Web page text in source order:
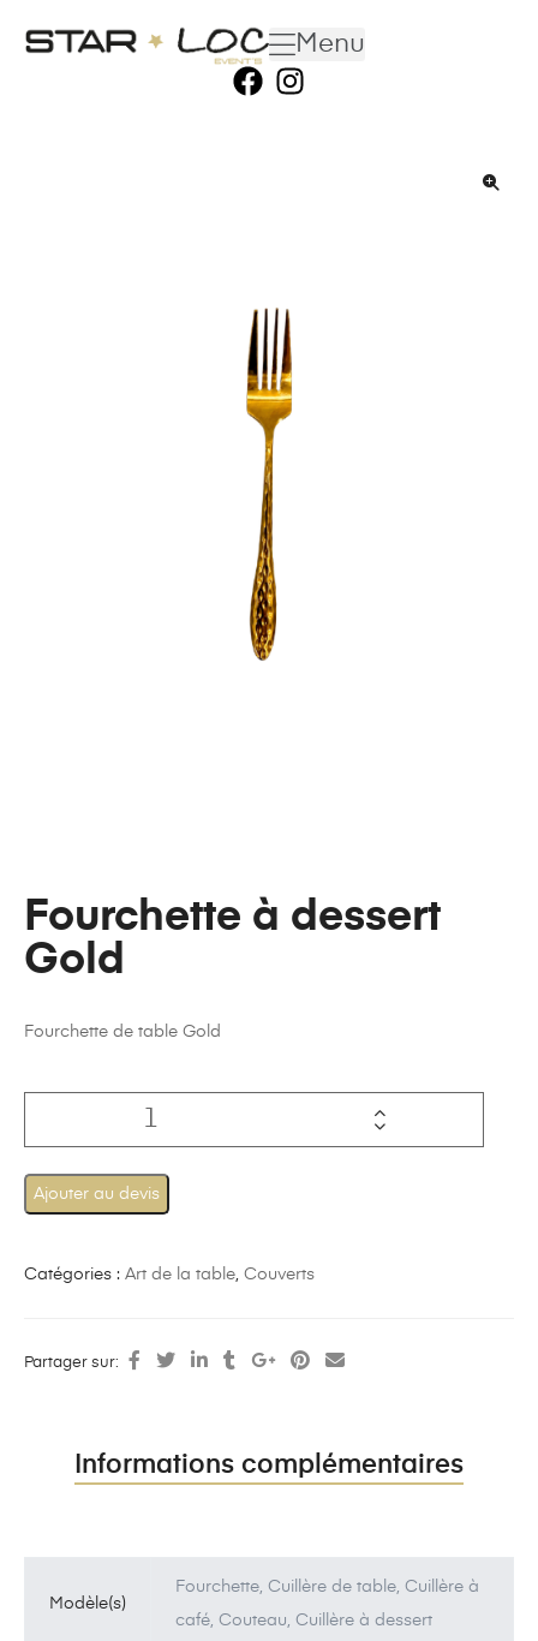
Menu
Fourchette à dessert
Gold
Fourchette de table Gold
Ajouter au devis
Catégories : Art de la table Couverts
Partager sur:
Informations complémentaires
Modèle(s)
Fourchette, Cuillère de table, Cuillère à
café, Couteau, Cuillère à dessert